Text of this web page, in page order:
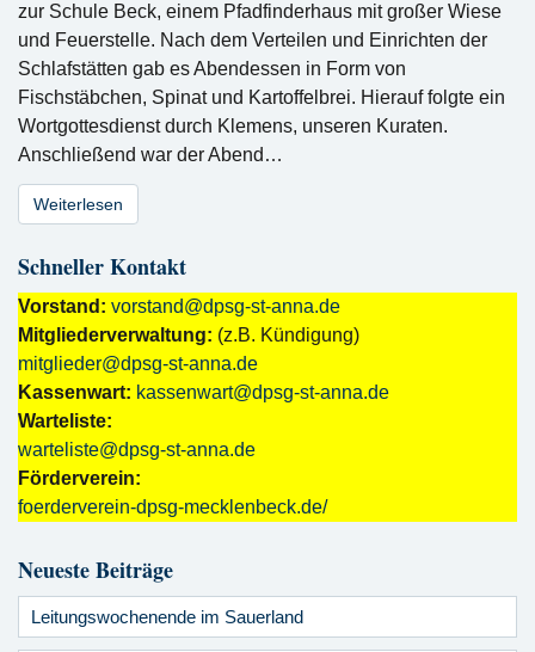
zur Schule Beck, einem Pfadfinderhaus mit großer Wiese
und Feuerstelle. Nach dem Verteilen und Einrichten der
Schlafstätten gab es Abendessen in Form von
Fischstäbchen, Spinat und Kartoffelbrei. Hierauf folgte ein
Wortgottesdienst durch Klemens, unseren Kuraten.
Anschließend war der Abend…
Weiterlesen
Schneller Kontakt
Vorstand: vorstand@dpsg-st-anna.de
Mitgliederverwaltung: (z.B. Kündigung)
mitglieder@dpsg-st-anna.de
Kassenwart: kassenwart@dpsg-st-anna.de
Warteliste:
warteliste@dpsg-st-anna.de
Förderverein:
foerderverein-dpsg-mecklenbeck.de/
Neueste Beiträge
Leitungswochenende im Sauerland